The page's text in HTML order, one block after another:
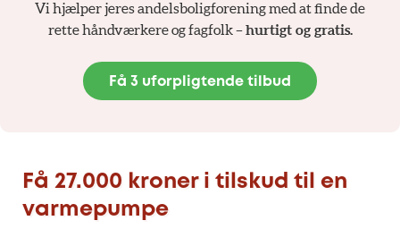
Vi hjælper jeres andelsboligforening med at finde de
rette håndværkere og fagfolk –hurtigt og gratis.
Få 3 uforpligtende tilbud
Få 27.000 kroner i tilskud til en
varmepumpe